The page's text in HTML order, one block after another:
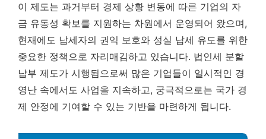
이 제도는 과거부터 경제 상황 변동에 따른 기업의 자
금 유동성 확보를 지원하는 차원에서 운영되어 왔으며,
현재에도 납세자의 권익 보호와 성실 납세 유도를 위한
중요한 정책으로 자리매김하고 있습니다. 법인세 분할
납부 제도가 시행됨으로써 많은 기업들이 일시적인 경
영난 속에서도 사업을 지속하고, 궁극적으로는 국가 경
제 안정에 기여할 수 있는 기반을 마련하게 됩니다.